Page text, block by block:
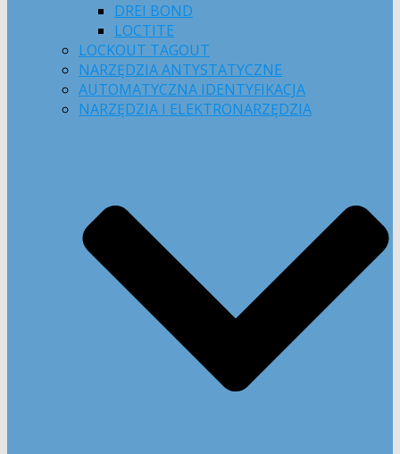
DREI BOND
LOCTITE
LOCKOUT TAGOUT
NARZĘDZIA ANTYSTATYCZNE
AUTOMATYCZNA IDENTYFIKACJA
NARZĘDZIA I ELEKTRONARZĘDZIA